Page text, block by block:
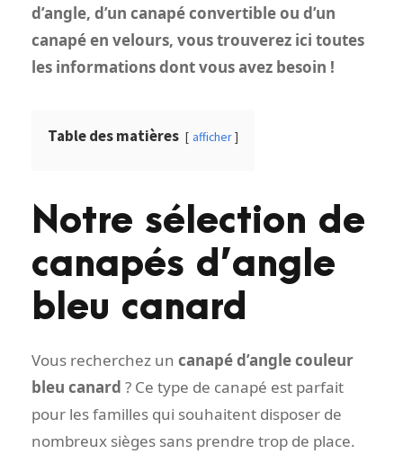
d’angle, d’un canapé convertible ou d’un
canapé en velours, vous trouverez ici toutes
les informations dont vous avez besoin !
Table des matières afficher
Notre sélection de
canapés d’angle
bleu canard
Vous recherchez un canapé d’angle couleur
bleu canard ? Ce type de canapé est parfait
pour les familles qui souhaitent disposer de
nombreux sièges sans prendre trop de place.